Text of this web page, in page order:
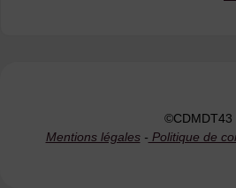
©CDMDT43
Mentions légales- Politique de